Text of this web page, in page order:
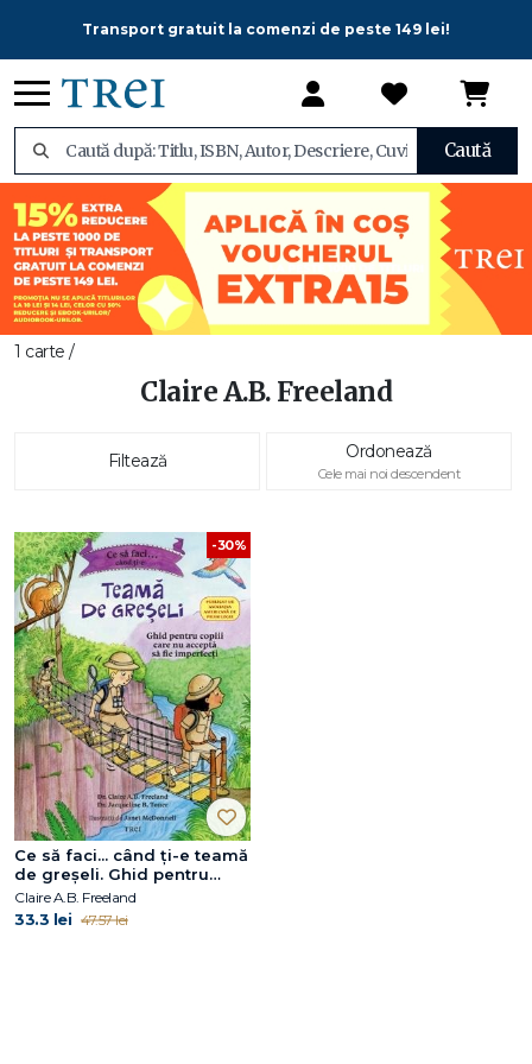
Transport gratuit la comenzi de peste 149 lei!
Caută
1 carte /
Claire A.B. Freeland
Filtează Ordonează
Cele mai noi descendent
-30%
Ce să faci... când ți-e teamă
de greșeli. Ghid pentru
copiii care nu acceptă să fie
imperfecți
Claire A.B. Freeland
33.3 lei 47.57 lei